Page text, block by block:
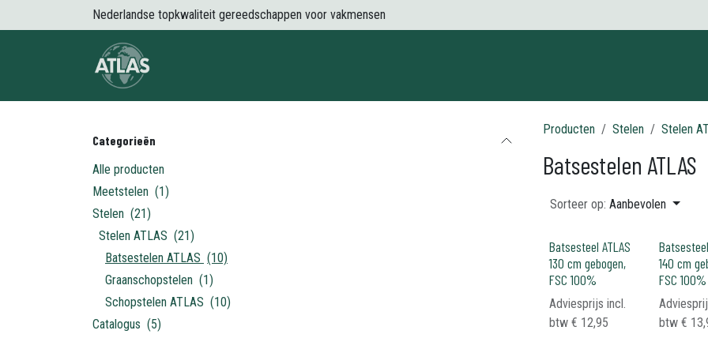
Overslaan naar inhoudNederlandse topkwaliteit gereedschappen voor vakmensen
Categorieën
Alle producten
Meetstelen (1)
Stelen (21)
Stelen ATLAS (21)
Batsestelen ATLAS (10)
Graanschopstelen (1)
Schopstelen ATLAS (10)
Catalogus (5)
Producten Stelen Stelen
Batsestelen ATLAS
Sorteer op: Aanbevolen
Batsesteel ATLAS
130 cm gebogen,
FSC 100%
Adviesprijs incl.
btw € 12,95
140 cm
FSC 100%
btw €